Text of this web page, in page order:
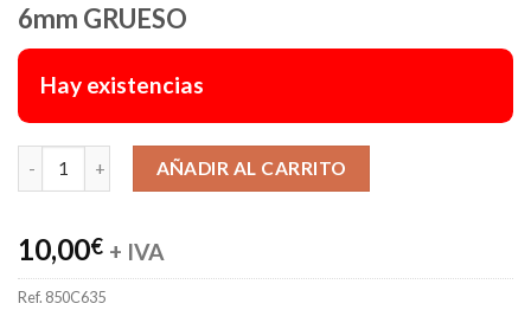
6mm GRUESO
Hay existencias
AÑADIR AL CARRITO
10,00€ + IVA
Ref. 850C635